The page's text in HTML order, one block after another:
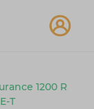
1200 R
T